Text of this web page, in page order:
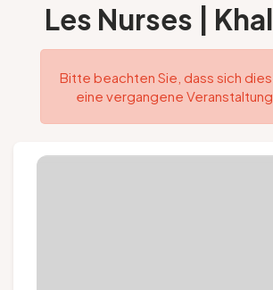
Meinen Aufenthalt vorbereiten
Unsere Vorschläge
Stadt Lüttich
Les Nurses |
Bitte beachten Sie, dass sich
eine vergangene